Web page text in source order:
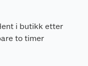
i butikk etter
to timer